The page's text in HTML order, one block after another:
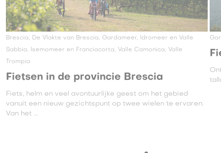
Brescia, De Vlakte van Brescia, Gardameer, Idromeer en Valle
Sabbia, Isemomeer en Franciacorta, Valle Camonica, Valle
Trompia
Fietsen in de provincie Brescia
Fiets, helm en veel avontuurlijke geest om het gebied
vanuit een nieuw gezichtspunt op twee wielen te ervaren.
Van het ...